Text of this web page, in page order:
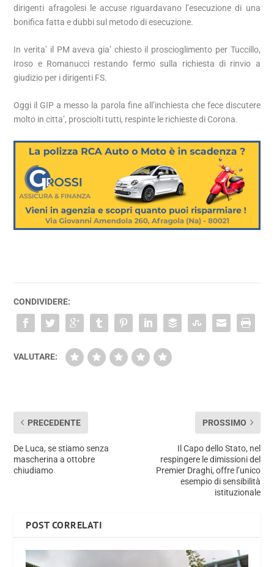
dirigenti afragolesi le accuse riguardavano l’esecuzione di una
bonifica fatta e dubbi sul metodo di esecuzione.
In verita’ il PM aveva gia’ chiesto il proscioglimento per Tuccillo,
Iroso e Romanucci restando fermo sulla richiesta di rinvio a
giudizio per i dirigenti FS.
Oggi il GIP a messo la parola fine all’inchiesta che fece discutere
molto in citta’, prosciolti tutti, respinte le richieste di Corona.
CONDIVIDERE:
VALUTARE:
PRECEDENTE
De Luca, se stiamo senza
mascherina a ottobre
chiudiamo
PROSSIMO
Il Capo dello Stato, nel
respingere le dimissioni del
Premier Draghi, offre l’unico
esempio di sensibilità
istituzionale
POST CORRELATI